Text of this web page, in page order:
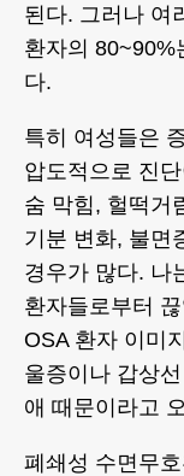
된다. 그러나 여
환자의 80~90%
다.
특히 여성들은
압도적으로 진
숨 막힘, 헐떡거
기분 변화, 불면
경우가 많다. 나
환자들로부터
OSA 환자 이미
울증이나 갑상
애 때문이라고
폐쇄성 수면무